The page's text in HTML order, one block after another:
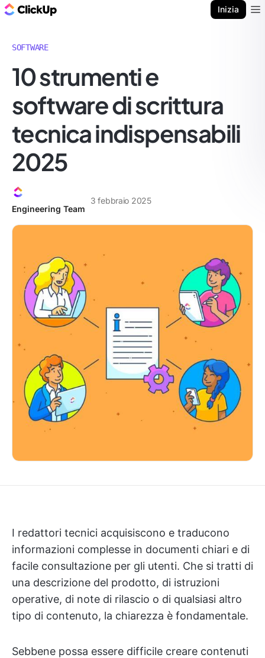
Inizia
SOFTWARE
10 strumenti e
software di scrittura
tecnica indispensabili
2025
Engineering Team
3 febbraio 2025
I redattori tecnici acquisiscono e traducono
informazioni complesse in documenti chiari e di
facile consultazione per gli utenti. Che si tratti di
una descrizione del prodotto, di istruzioni
operative, di note di rilascio o di qualsiasi altro
tipo di contenuto, la chiarezza è fondamentale.
Sebbene possa essere difficile creare contenuti